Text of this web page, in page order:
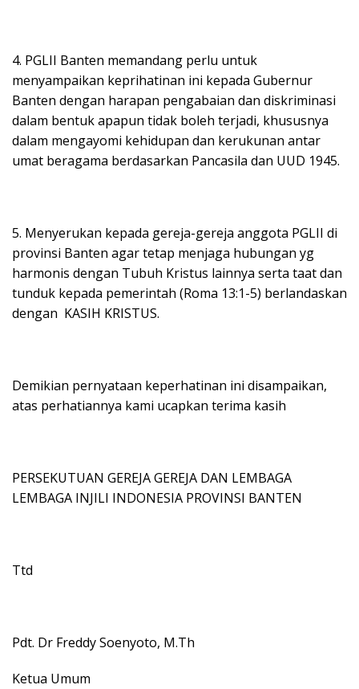
4. PGLII Banten memandang perlu untuk
menyampaikan keprihatinan ini kepada Gubernur
Banten dengan harapan pengabaian dan diskriminasi
dalam bentuk apapun tidak boleh terjadi, khususnya
dalam mengayomi kehidupan dan kerukunan antar
umat beragama berdasarkan Pancasila dan UUD 1945.
5. Menyerukan kepada gereja-gereja anggota PGLII di
provinsi Banten agar tetap menjaga hubungan yg
harmonis dengan Tubuh Kristus lainnya serta taat dan
tunduk kepada pemerintah (Roma 13:1-5) berlandaskan
dengan KASIH KRISTUS.
Demikian pernyataan keperhatinan ini disampaikan,
atas perhatiannya kami ucapkan terima kasih
PERSEKUTUAN GEREJA GEREJA DAN LEMBAGA
LEMBAGA INJILI INDONESIA PROVINSI BANTEN
Ttd
Pdt. Dr Freddy Soenyoto, M.Th
Ketua Umum